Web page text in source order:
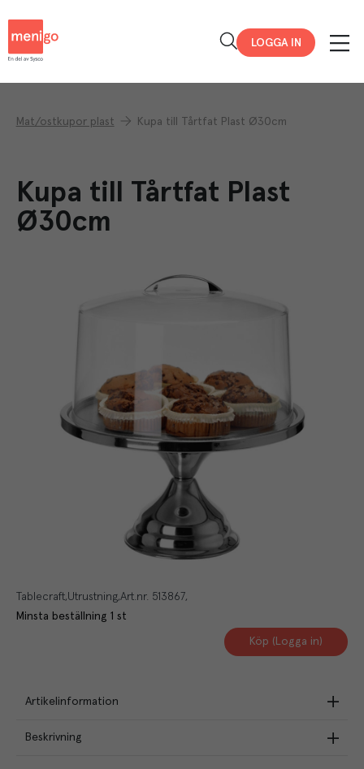
LOGGA IN
Mat/ostkupor plast Kupa till Tårtfat Plast Ø30cm
Kupa till Tårtfat Plast
Ø30cm
Tablecraft Utrustning Art.nr. 513867
Minsta beställning 1 st
Köp (Logga in)
Artikelinformation
Beskrivning